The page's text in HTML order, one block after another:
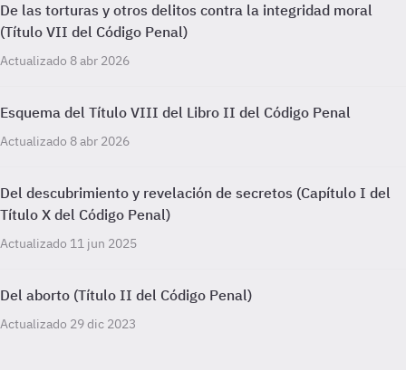
De las torturas y otros delitos contra la integridad moral
(Título VII del Código Penal)
Actualizado 8 abr 2026
Esquema del Título VIII del Libro II del Código Penal
Actualizado 8 abr 2026
Del descubrimiento y revelación de secretos (Capítulo I del
Título X del Código Penal)
Actualizado 11 jun 2025
Del aborto (Título II del Código Penal)
Actualizado 29 dic 2023